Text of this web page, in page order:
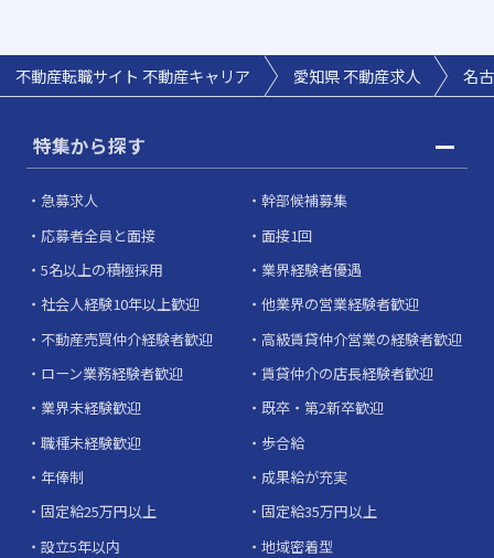
不動産転職サイト 不動産キャリア 愛知県 不動産求人 名
特集から探す
急募求人
幹部候補募集
応募者全員と面接
面接1回
5名以上の積極採用
業界経験者優遇
社会人経験10年以上歓迎
他業界の営業経験者歓迎
不動産売買仲介経験者歓迎
高級賃貸仲介営業の経験者歓迎
ローン業務経験者歓迎
賃貸仲介の店長経験者歓迎
業界未経験歓迎
既卒・第2新卒歓迎
職種未経験歓迎
歩合給
年俸制
成果給が充実
固定給25万円以上
固定給35万円以上
設立5年以内
地域密着型